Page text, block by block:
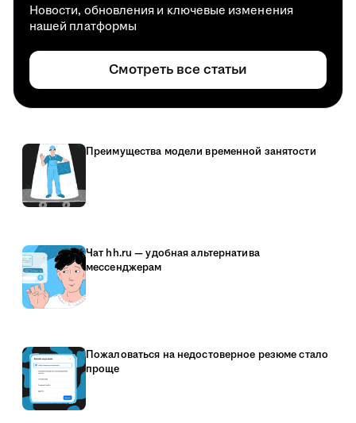
Новости, обновления и ключевые изменения
нашей платформы
Смотреть все статьи
Преимущества модели временной занятости
Чат hh.ru — удобная альтернатива
мессенджерам
Пожаловаться на недостоверное резюме стало
проще